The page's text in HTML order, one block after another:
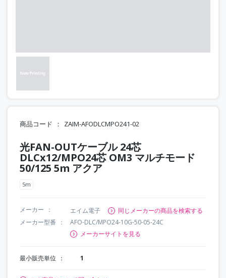
商品コード ZAIM-AFODLCMPO241-02
光FAN-OUTケーブル 24芯
DLCx12/MPO24芯 OM3 マルチモード
50/125 5m アクア
5m
メーカー エイム電子
同じメーカーの商品を検索する
メーカー型番
AFO-DLC/MPO24-10G-50-05-24C
メーカーサイトを見る
最小販売単位 1